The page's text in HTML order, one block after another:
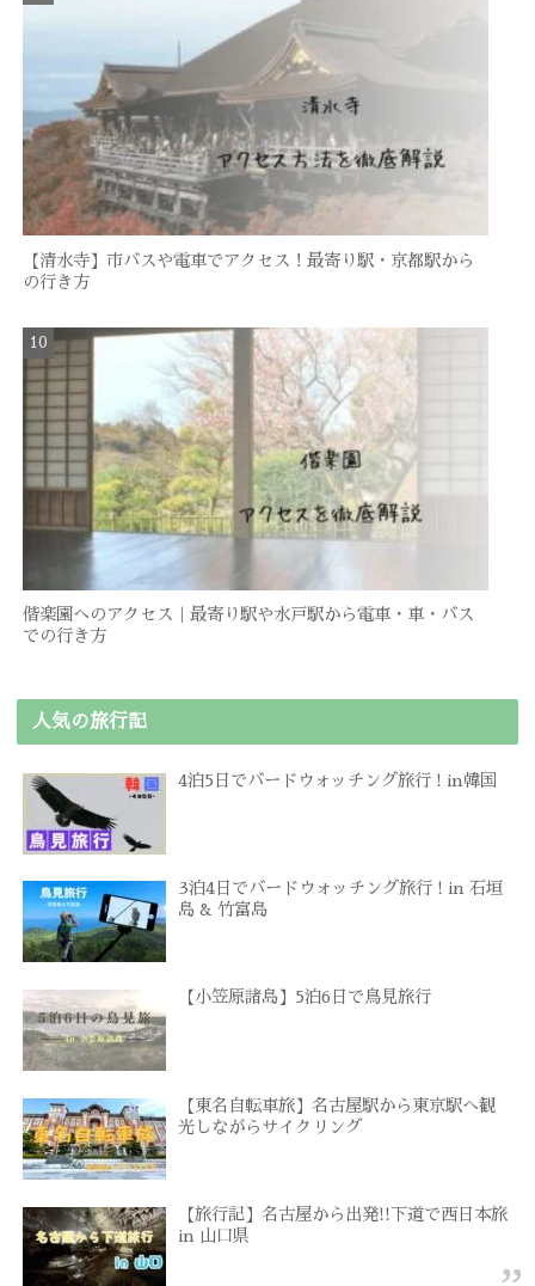
【清水寺】市バスや電車でアクセス！最寄り駅・京都駅から
の行き方
偕楽園へのアクセス｜最寄り駅や水戸駅から電車・車・バス
での行き方
人気の旅行記
4泊5日でバードウォッチング旅行 ! in韓国
3泊4日でバードウォッチング旅行 ! in 石垣
島 & 竹富島
【小笠原諸島】5泊6日で鳥見旅行
【東名自転車旅】名古屋駅から東京駅へ観
光しながらサイクリング
【旅行記】名古屋から出発!!下道で西日本旅
in 山口県